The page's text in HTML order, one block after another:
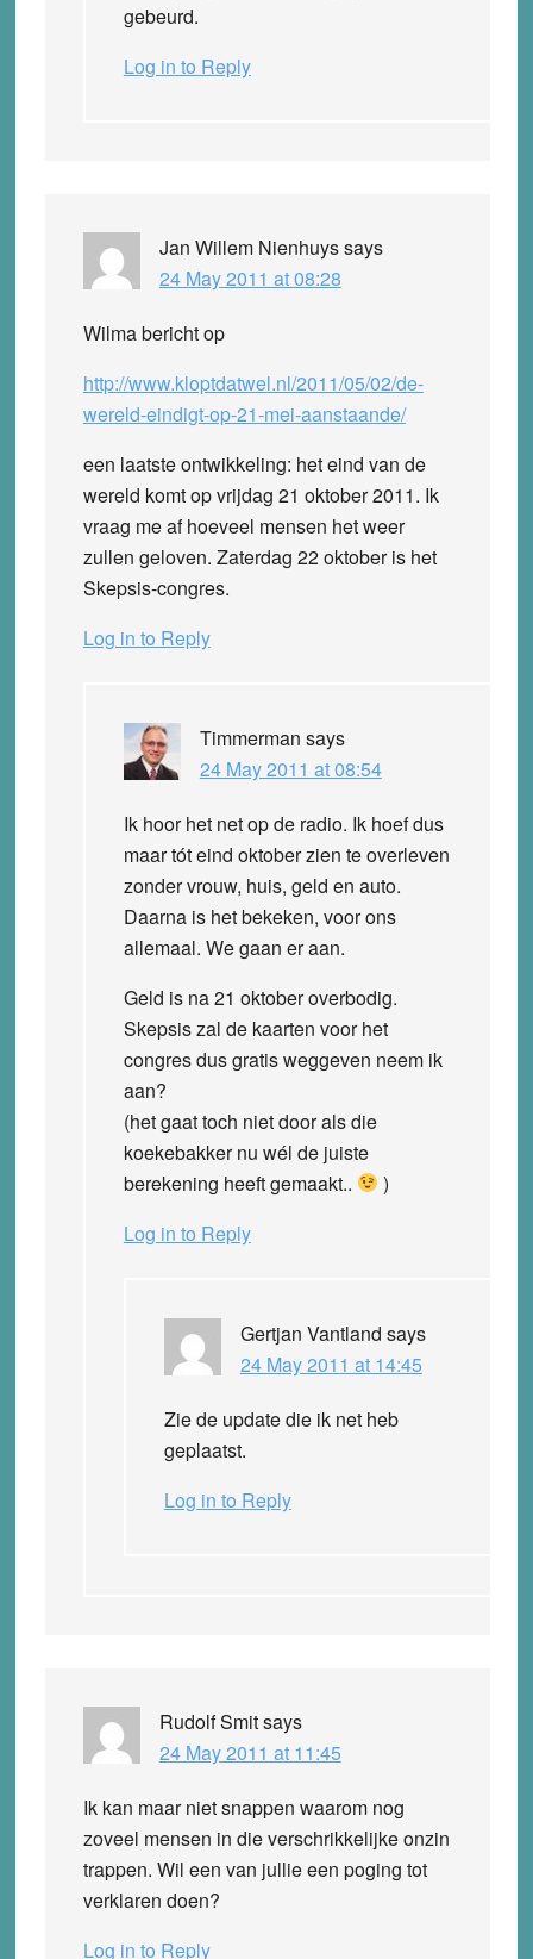
gebeurd.
Log in to Reply
Jan Willem Nienhuyssays
24 May 2011 at 08:28
Wilma bericht op
http://www.kloptdatwel.nl/2011/05/02/de-
wereld-eindigt-op-21-mei-aanstaande/
een laatste ontwikkeling: het eind van de
wereld komt op vrijdag 21 oktober 2011. Ik
vraag me af hoeveel mensen het weer
zullen geloven. Zaterdag 22 oktober is het
Skepsis-congres.
Log in to Reply
Timmerman says
24 May 2011 at 08:54
Ik hoor het net op de radio. Ik hoef dus
maar tót eind oktober zien te overleven
zonder vrouw, huis, geld en auto.
Daarna is het bekeken, voor ons
allemaal. We gaan er aan.
Geld is na 21 oktober overbodig.
Skepsis zal de kaarten voor het
congres dus gratis weggeven neem ik
aan?
(het gaat toch niet door als die
koekebakker nu wél de juiste
berekening heeft gemaakt..
)
Log in to Reply
Gertjan Vantland says
24 May 2011 at 14:45
Zie de update die ik net heb
geplaatst.
Log in to Reply
Rudolf Smitsays
24 May 2011 at 11:45
Ik kan maar niet snappen waarom nog
zoveel mensen in die verschrikkelijke onzin
trappen. Wil een van jullie een poging tot
verklaren doen?
Log in to Reply